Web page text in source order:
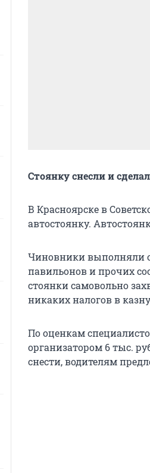
Стоянку снесли и
В Красноярске в
автостоянку.
Чиновники выполняли
павильонов и прочих
стоянки самовольно
никаких налогов в
По оценкам
организатором 6 тыс.
снести, водителям